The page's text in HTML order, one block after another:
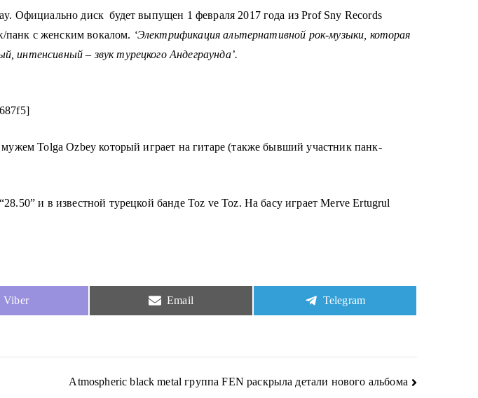
Официально диск будет выпущен 1 февраля 2017 года из Prof Sny Records
панк с женским вокалом. ‘Электрификация альтернативной рок-музыки, которая
– звук турецкого Андеграунда’.
Tolga Ozbey который играет на гитаре (также бывший участник панк-
и в известной турецкой банде Toz ve Toz. На басу играет Merve Ertugrul
Share
Viber
Share
Email
Share
Telegram
Atmospheric black metal группа FEN раскрыла детали нового альбома